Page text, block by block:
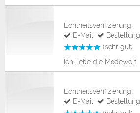
(sehr gut)
Echtheitsverifizierung:
E-Mail
Bestellung
Ich liebe die Modewelt
Echtheitsverifizierung:
E-Mail
Bestellung